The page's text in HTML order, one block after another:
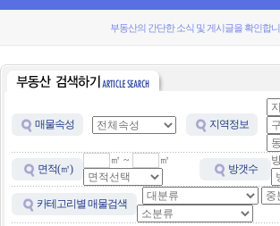
부동산의 간단한 소식 및 게시글을 확인합
매물속성 지역정보
면적(㎡)
㎡ ~ ㎡
방갯수
카테고리별 매물검색